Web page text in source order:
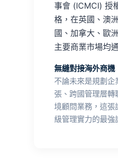
事會 (ICMCI) 授
格，在英國、澳
國、加拿大、歐
主要商業市場均
無縫對接海外商機
不論未來是規劃企
張、跨國管理層轉
境顧問業務，這張
級管理實力的最強